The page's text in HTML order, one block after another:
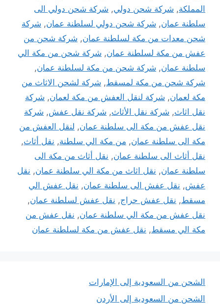
المملكة, شركة شحن دولي, شركة شحن دولي الى
سلطنة عمان, شركة شحن دولي لسلطنة عمان, شركة
شحن معدات من مكة لسلطنة عمان, شركة شحن من
عفش من مكة لسلطنة عمان, شركة شحن من مكة الي
سلطنة عمان, شركة شحن من مكة لسلطنة عمان,
شركة شحن من مكة لمسقط, شركة لشحن الاثاث من
مكة لعمان, شركة لنقل العفش من مكة لعمان, شركة
نقل اثاث, شركة نقل الأثاث, شركة نقل عفش, شركة
نقل عفش من مكة الى سلطنة عمان, لنقل العفش من
مكة الى سلطنة عمان, من مكة الي سلطنة, نقل أثاث,
نقل أثاث الى سلطنة عمان, نقل أثاث من مكة الى
سلطنة عمان, نقل اثاث من مكة الي سلطنة عمان, نقل
عفش, نقل عفش الى سلطنة عمان, نقل عفش الي
مسقط, نقل عفش حراج, نقل عفش لسلطنة عمان,
نقل عفش من مكة الي سلطنة عمان, نقل عفش من
مكة الي مسقط, نقل عفش من مكة لسلطنة عمان
الشحن من السعودية إلى الإمارات
الشحن من السعودية إلى الأردن